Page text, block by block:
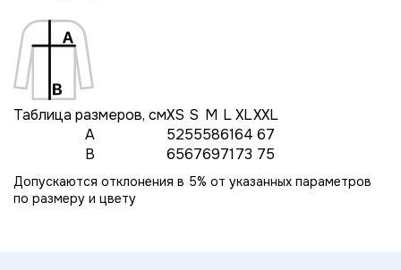
Таблица размеров, смXS S M LXLXXL
A
5255586164 67
B
6567697173 75
Допускаются отклонения в 5% от указанных параметров
по размеру и цвету